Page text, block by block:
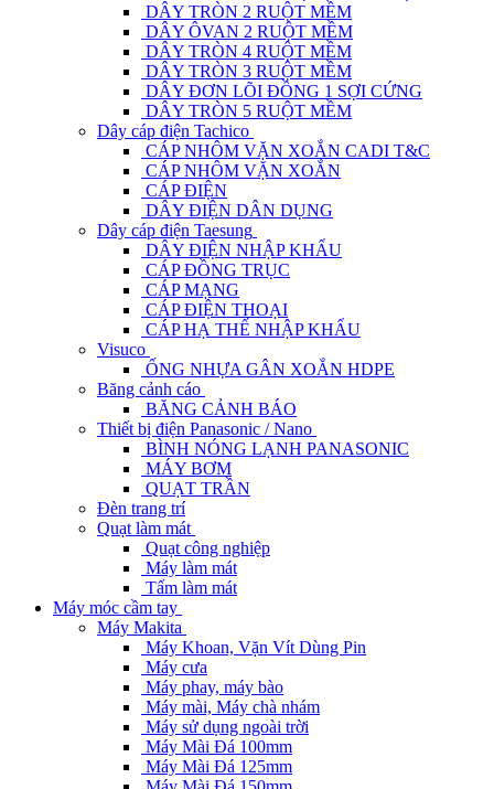
DÂY TRÒN 2 RUỘT MỀM
DÂY ÔVAN 2 RUỘT MỀM
DÂY TRÒN 4 RUỘT MỀM
DÂY TRÒN 3 RUỘT MỀM
DÂY ĐƠN LÕI ĐỒNG 1 SỢI CỨNG
DÂY TRÒN 5 RUỘT MỀM
Dây cáp điện Tachico
CÁP NHÔM VẶN XOẮN CADI T&C
CÁP NHÔM VẶN XOẮN
CÁP ĐIỆN
DÂY ĐIỆN DÂN DỤNG
Dây cáp điện Taesung
DÂY ĐIỆN NHẬP KHẨU
CÁP ĐỒNG TRỤC
CÁP MẠNG
CÁP ĐIỆN THOẠI
CÁP HẠ THẾ NHẬP KHẨU
Visuco
ỐNG NHỰA GÂN XOẮN HDPE
Băng cảnh cáo
BĂNG CẢNH BÁO
Thiết bị điện Panasonic / Nano
BÌNH NÓNG LẠNH PANASONIC
MÁY BƠM
QUẠT TRẦN
Đèn trang trí
Quạt làm mát
Quạt công nghiệp
Máy làm mát
Tấm làm mát
Máy móc cầm tay
Máy Makita
Máy Khoan, Vặn Vít Dùng Pin
Máy cưa
Máy phay, máy bào
Máy mài, Máy chà nhám
Máy sử dụng ngoài trời
Máy Mài Đá 100mm
Máy Mài Đá 125mm